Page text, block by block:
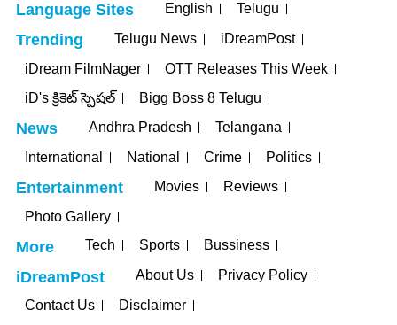
Language Sites English Telugu
Trending Telugu News
iDreamPost
iDream FilmNager
OTT Releases This Week
iD's క్రికెట్ స్పెషల్
Bigg Boss 8 Telugu
News Andhra Pradesh
Telangana
International
National Crime Politics
Entertainment Movies
Reviews
Photo Gallery
More Tech Sports Bussiness
iDreamPost About Us
Privacy Policy
Contact Us
Disclaimer